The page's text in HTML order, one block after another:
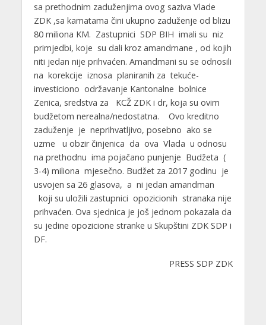
sa prethodnim zaduženjima ovog saziva Vlade
ZDK ,sa kamatama čini ukupno zaduženje od blizu
80 miliona KM. Zastupnici SDP BIH imali su niz
primjedbi, koje su dali kroz amandmane , od kojih
niti jedan nije prihvaćen. Amandmani su se odnosili
na korekcije iznosa planiranih za tekuće-
investiciono održavanje Kantonalne bolnice
Zenica, sredstva za KCŽ ZDK i dr, koja su ovim
budžetom nerealna/nedostatna. Ovo kreditno
zaduženje je neprihvatljivo, posebno ako se
uzme u obzir činjenica da ova Vlada u odnosu
na prethodnu ima pojačano punjenje Budžeta (
3-4) miliona mjesečno. Budžet za 2017 godinu je
usvojen sa 26 glasova, a ni jedan amandman
koji su uložili zastupnici opozicionih stranaka nije
prihvaćen. Ova sjednica je još jednom pokazala da
su jedine opozicione stranke u Skupštini ZDK SDP i
DF.
PRESS SDP ZDK